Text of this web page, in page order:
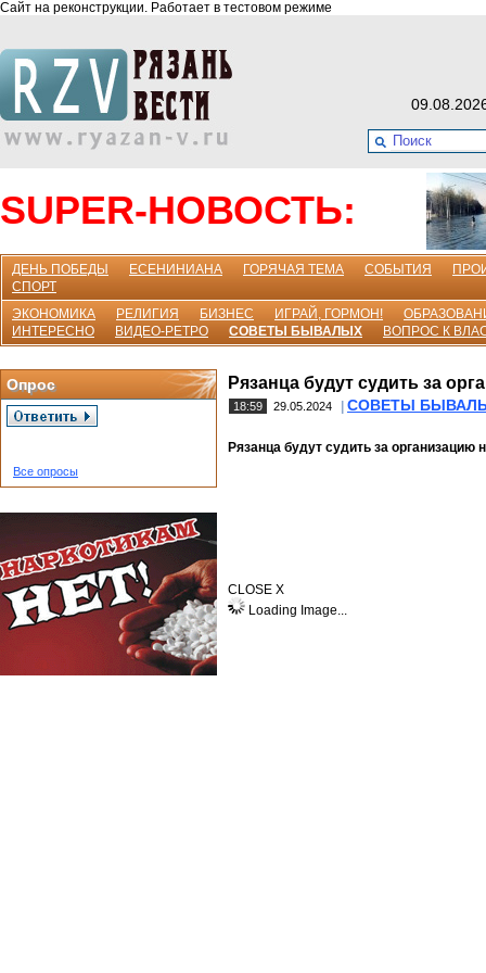
Сайт на реконструкции. Работает в тестовом режиме
SUPER-НОВОСТЬ:
ДЕНЬ ПОБЕДЫ ЕСЕНИНИАНА ГОРЯЧАЯ ТЕМА СОБЫТИЯ
СПОРТ
ЭКОНОМИКА
РЕЛИГИЯ БИЗНЕС ИГРАЙ, ГОРМОН!
ИНТЕРЕСНО
ВИДЕО-РЕТРО СОВЕТЫ БЫВАЛЫХ ВОПРОС К
Опрос
Все опросы
Рязанца будут судить за
18:59 29.05.2024 СОВЕТЫ
Рязанца будут судить за организацию
CLOSE X
Loading Image...